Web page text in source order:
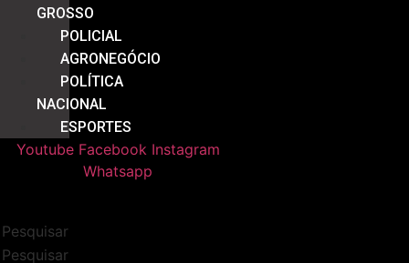
GROSSO
POLICIAL
AGRONEGÓCIO
POLÍTICA
NACIONAL
ESPORTES
Youtube Facebook Instagram
Whatsapp
Pesquisar
Pesquisar